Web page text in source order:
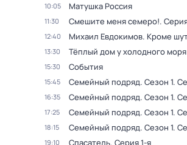
10:05 Матушка Россия
11:30 Смешите меня семеро!.
12:40 Михаил Евдокимов. Кроме
13:30 Тёплый дом у холодного моря
15:30 События
15:45 Семейный подряд. Сезон 1.
16:35 Семейный подряд. Сезон 1.
17:25 Семейный подряд. Сезон 1.
18:15 Семейный подряд. Сезон 1.
19:10 Спасатель. Серия 1-я